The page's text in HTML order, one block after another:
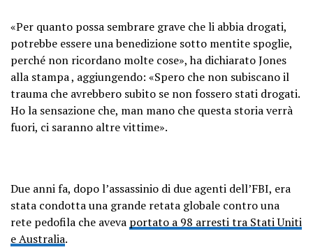
«Per quanto possa sembrare grave che li abbia drogati,
potrebbe essere una benedizione sotto mentite spoglie,
perché non ricordano molte cose», ha dichiarato Jones
alla stampa , aggiungendo: «Spero che non subiscano il
trauma che avrebbero subito se non fossero stati drogati.
Ho la sensazione che, man mano che questa storia verrà
fuori, ci saranno altre vittime».
Due anni fa, dopo l’assassinio di due agenti dell’FBI, era
stata condotta una grande retata globale contro una
rete pedofila che aveva portato a 98 arresti tra Stati Uniti
e Australia.